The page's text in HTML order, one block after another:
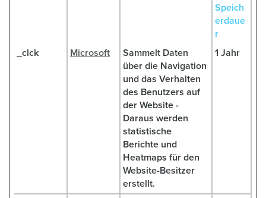
Speich
erdaue
r
_clck
Microsoft
Sammelt Daten
über die Navigation
und das Verhalten
des Benutzers auf
der Website -
Daraus werden
statistische
Berichte und
Heatmaps für den
Website-Besitzer
erstellt.
1 Jahr